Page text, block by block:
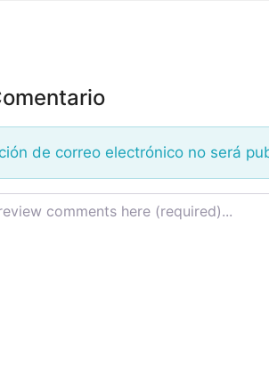
de correo electrónico no será